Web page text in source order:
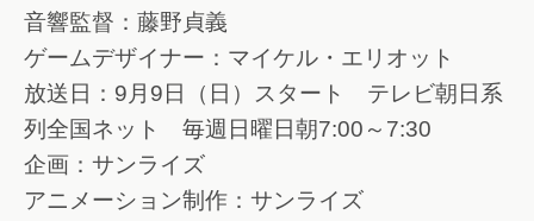
音響監督：藤野貞義
ゲームデザイナー：マイケル・エリオット
放送日：9月9日（日）スタート テレビ朝日系
列全国ネット 毎週日曜日朝7:00～7:30
企画：サンライズ
アニメーション制作：サンライズ